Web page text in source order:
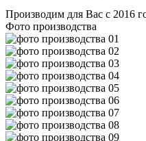
Производим для Вас с 2016
Фото производства